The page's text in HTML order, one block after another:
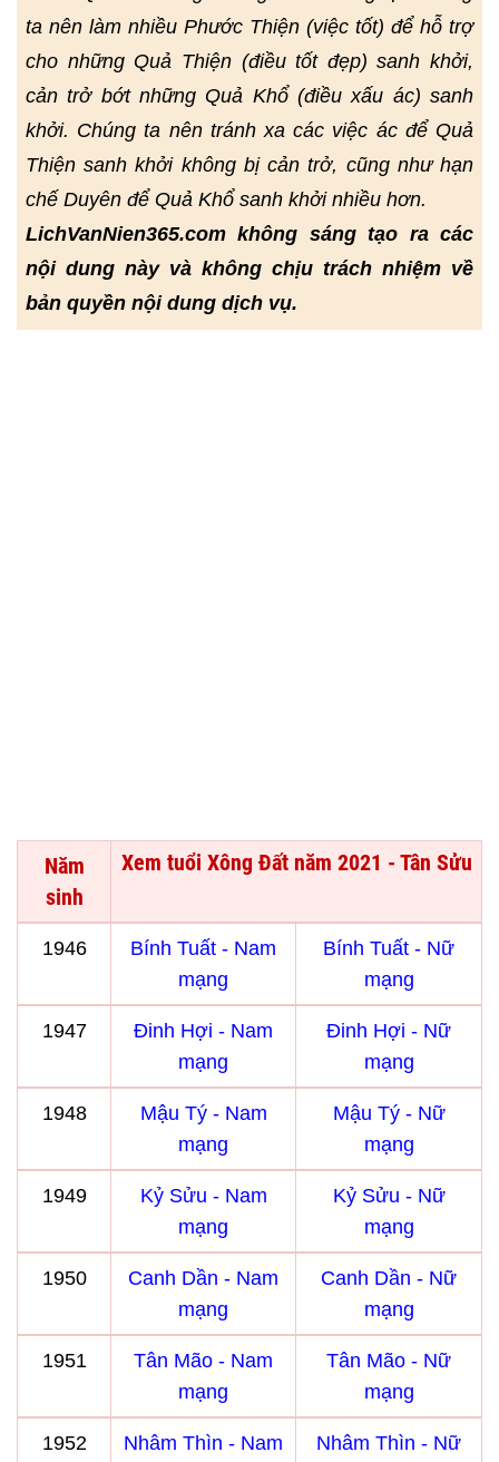
ta nên làm nhiều Phước Thiện (việc tốt) để hỗ trợ
cho những Quả Thiện (điều tốt đẹp) sanh khởi,
cản trở bớt những Quả Khổ (điều xấu ác) sanh
khởi. Chúng ta nên tránh xa các việc ác để Quả
Thiện sanh khởi không bị cản trở, cũng như hạn
chế Duyên để Quả Khổ sanh khởi nhiều hơn.
LichVanNien365.com không sáng tạo ra các
nội dung này và không chịu trách nhiệm về
bản quyền nội dung dịch vụ.
Năm
sinh
Xem tuổi Xông Đất năm 2021 - Tân Sửu
1946
Bính Tuất - Nam
mạng
Bính Tuất - Nữ
mạng
1947
Đinh Hợi - Nam
mạng
Đinh Hợi - Nữ
mạng
1948
Mậu Tý - Nam
mạng
Mậu Tý - Nữ
mạng
1949
Kỷ Sửu - Nam
mạng
Kỷ Sửu - Nữ
mạng
1950
Canh Dần - Nam
mạng
Canh Dần - Nữ
mạng
1951
Tân Mão - Nam
mạng
Tân Mão - Nữ
mạng
1952
Nhâm Thìn - Nam
Nhâm Thìn - Nữ